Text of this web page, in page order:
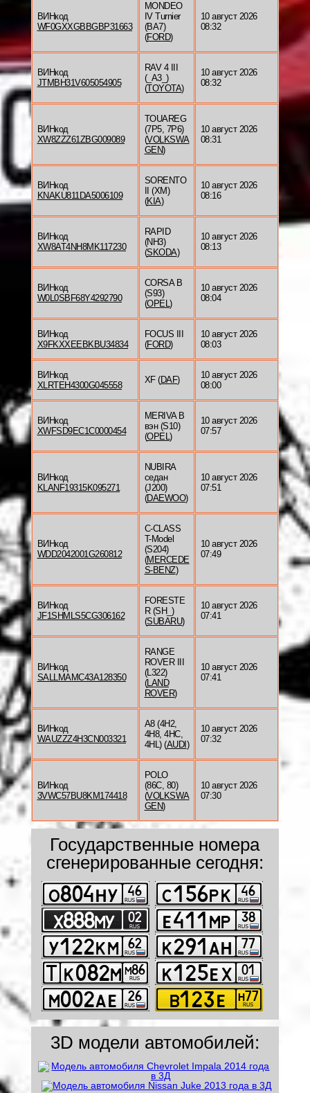
ВИНкод
WF0GXXGBBGBP31663
MONDEO
IV Turnier
(BA7)
(FORD)
10 август 2026
08:32
ВИНкод
JTMBH31V605054905
RAV 4 III
(_A3_)
(TOYOTA)
10 август 2026
08:32
ВИНкод
XW8ZZZ61ZBG009089
TOUAREG
(7P5, 7P6)
(VOLKSWA
GEN)
10 август 2026
08:31
ВИНкод
KNAKU811DA5006109
SORENTO
II (XM)
(KIA)
10 август 2026
08:16
ВИНкод
XW8AT4NH8MK117230
RAPID
(NH3)
(SKODA)
10 август 2026
08:13
ВИНкод
W0L0SBF68Y4292790
CORSA B
(S93)
(OPEL)
10 август 2026
08:04
ВИНкод
X9FKXXEEBKBU34834
FOCUS III
(FORD)
10 август 2026
08:03
ВИНкод
XLRTEH4300G045558
XF (DAF)
10 август 2026
08:00
ВИНкод
XWFSD9EC1C0000454
MERIVA B
вэн (S10)
(OPEL)
10 август 2026
07:57
ВИНкод
KLANF19315K095271
NUBIRA
седан
(J200)
(DAEWOO)
10 август 2026
07:51
ВИНкод
WDD2042001G260812
C-CLASS
T-Model
(S204)
(MERCEDE
S-BENZ)
10 август 2026
07:49
ВИНкод
JF1SHMLS5CG306162
FORESTE
R (SH_)
(SUBARU)
10 август 2026
07:41
ВИНкод
SALLMAMC43A128350
RANGE
ROVER III
(L322)
(LAND
ROVER)
10 август 2026
07:41
ВИНкод
WAUZZZ4H3CN003321
A8 (4H2,
4H8, 4HC,
4HL) (AUDI )
10 август 2026
07:32
ВИНкод
3VWC57BU8KM174418
POLO
(86C, 80)
(VOLKSWA
GEN)
10 август 2026
07:30
Государственные номера
сгенерированные сегодня:
3D модели автомобилей: